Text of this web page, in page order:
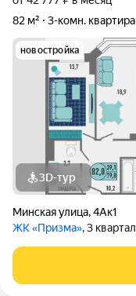
82 м²
3-комн. квартира
новостройка
3D-тур
Минская улица,4Ак1
ЖК «Призма», 3